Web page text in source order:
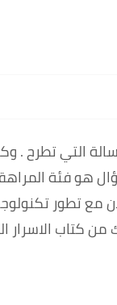
التي تطرح .
هو فئة
مع تطور
كتاب الاسرار